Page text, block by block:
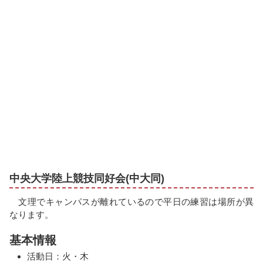
中央大学陸上競技同好会(中大同)
文理でキャンパスが離れているので平日の練習は場所が異
なります。
基本情報
活動日：火・木